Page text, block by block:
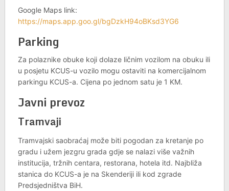
Google Maps link:
https://maps.app.goo.gl/bgDzkH94oBKsd3YG6
Parking
Za polaznike obuke koji dolaze ličnim vozilom na obuku ili
u posjetu KCUS-u vozilo mogu ostaviti na komercijalnom
parkingu KCUS-a. Cijena po jednom satu je 1 KM.
Javni prevoz
Tramvaji
Tramvajski saobraćaj može biti pogodan za kretanje po
gradu i užem jezgru grada gdje se nalazi više važnih
institucija, tržnih centara, restorana, hotela itd. Najbliža
stanica do KCUS-a je na Skenderiji ili kod zgrade
Predsjedništva BiH.